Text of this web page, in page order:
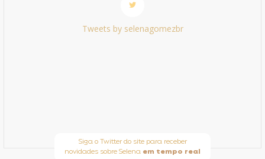
Tweets by selenagomezbr
Siga o Twitter do site para receber
novidades sobre Selena em tempo real